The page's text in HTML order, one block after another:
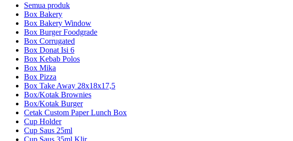
Semua produk
Box Bakery
Box Bakery Window
Box Burger Foodgrade
Box Corrugated
Box Donat Isi 6
Box Kebab Polos
Box Mika
Box Pizza
Box Take Away 28x18x17,5
Box/Kotak Brownies
Box/Kotak Burger
Cetak Custom Paper Lunch Box
Cup Holder
Cup Saus 25ml
Cup Saus 35ml Klir